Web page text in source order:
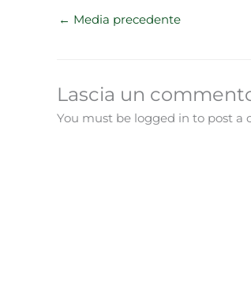
← Media precedente
Lascia un
You must be logged in to post a